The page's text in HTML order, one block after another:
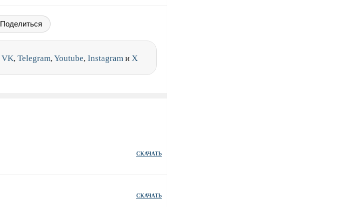
Поделиться
VK, Telegram,Youtube, Instagram и X
СКАЧАТЬ
СКАЧАТЬ